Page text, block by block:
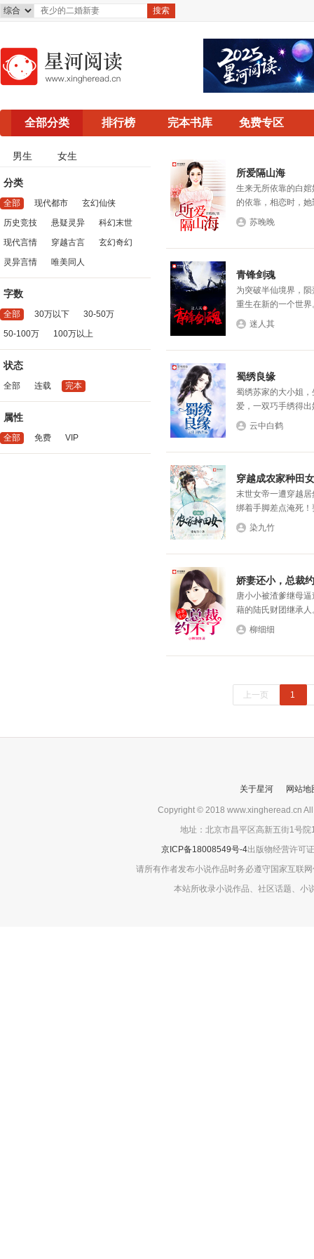
全部分类 排行榜 完本书库 免费专区
男生 女生
分类
全部 现代都市
玄幻仙侠
历史竞技
悬疑灵异
科幻末世
现代言情
穿越古言
玄幻奇幻
灵异言情
唯美同人
字数
全部 30万以下
30-50万
50-100万
100万以上
状态
全部 连载 完本
属性
全部 免费 VIP
所爱隔山海
生来无所依靠的白
的依靠，相恋时，她
苏晚晚
青锋剑魂
为突破半仙境界，
重生在新的一个世界
迷人其
蜀绣良缘
蜀绣苏家的大小姐
爱，一双巧手绣得出
云中白鹤
穿越成农家种田女
末世女帝一遭穿越
绑着手脚差点淹死！
染九竹
娇妻还小，总裁
唐小小被渣爹继母
藉的陆氏财团继承人
柳细细
上一页 1
关于星河 网站地
Copyright © 2018 www.xingheread.cn
地址：北京市昌平区高新五街1号
京ICP备18008549号-4出版物经营许可
请所有作者发布小说作品时务必遵守国家互联
本站所收录小说作品、社区话题、小